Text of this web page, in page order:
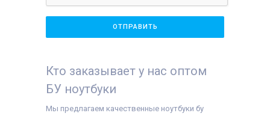
Кто заказывает у нас оптом
БУ ноутбуки
Мы предлагаем качественные ноутбуки бу